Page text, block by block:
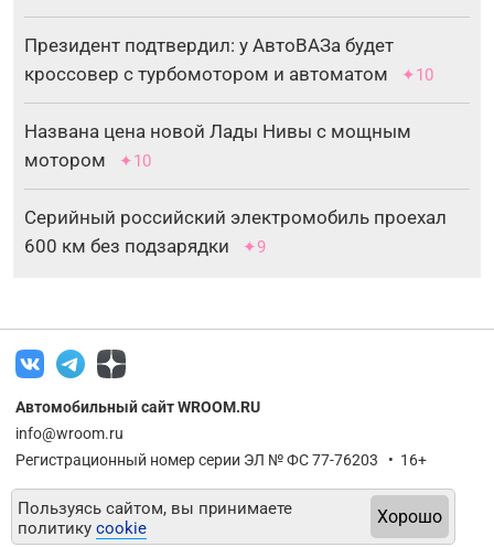
Президент подтвердил: у АвтоВАЗа будет
кроссовер с турбомотором и автоматом
✦10
Названа цена новой Лады Нивы с мощным
мотором
✦10
Серийный российский электромобиль проехал
600 км без подзарядки
✦9
Автомобильный сайт WROOM.RU
info@wroom.ru
Регистрационный номер серии ЭЛ № ФС 77-76203 • 16+
Пользуясь сайтом, вы принимаете
политику cookie
Хорошо